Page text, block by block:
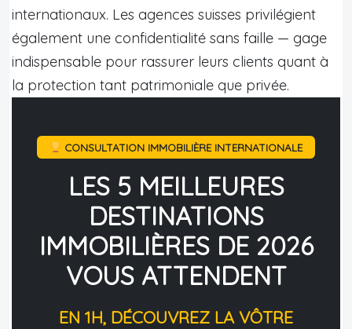
internationaux. Les agences suisses privilégient
également une confidentialité sans faille — gage
indispensable pour rassurer leurs clients quant à
la protection tant patrimoniale que privée.
CONSULTATION IMMOBILIÈRE INTERNATIONALE
LES 5 MEILLEURES
DESTINATIONS
IMMOBILIÈRES DE 2026
VOUS ATTENDENT
EN 1H, DÉCOUVREZ LA VÔTRE